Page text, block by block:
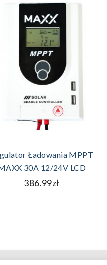
Ładowania MPPT
30A 12/24V LCD
386.99zł